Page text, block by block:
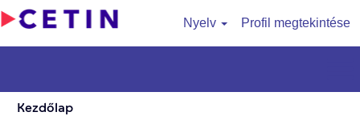
Nyelv Profil megtekintése
Kezdőlap